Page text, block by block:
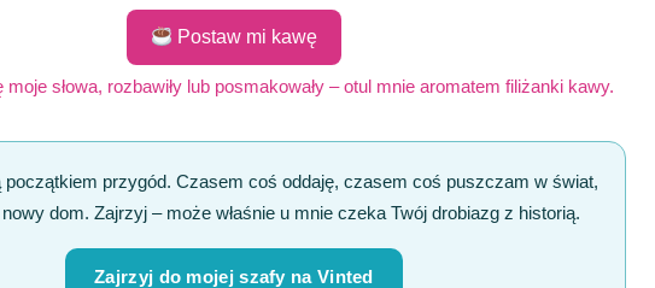
Postaw mi kawę
moje słowa, rozbawiły lub posmakowały – otul mnie aromatem filiżanki kawy.
początkiem przygód. Czasem coś oddaję, czasem coś puszczam w świat,
dom. Zajrzyj – może właśnie u mnie czeka Twój drobiazg z historią.
Zajrzyj do mojej szafy na Vinted